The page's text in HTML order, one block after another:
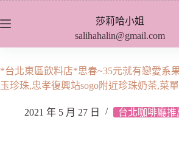
至
內
容
莎莉哈小姐
salihahalin@gmail.com
*台北東區飲料店*思春~35元就有戀愛系
玉珍珠,忠孝復興站sogo附近珍珠奶茶,菜單
2021 年 5 月 27 日 台北咖啡廳推